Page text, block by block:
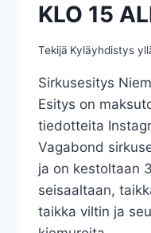
KLO 15
Tekijä Kyläyhdistys
Sirkusesitys
Esitys on
tiedotteita
Vagabond
ja on kestoltaan
seisaaltaan,
taikka viltin ja